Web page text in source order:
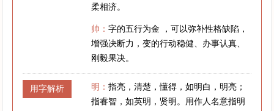
柔相济。
帅：字的五行为金 ，可以弥补性格缺陷，
增强决断力，变的行动稳健、办事认真、
刚毅果决。
用字解析 明：指亮，清楚，懂得，如明白，明亮；
指睿智，如英明，贤明。用作人名意指明